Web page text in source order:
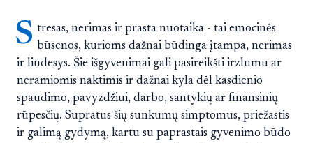
S tresas, nerimas ir prasta nuotaika - tai emocinės
būsenos, kurioms dažnai būdinga įtampa, nerimas
ir liūdesys. Šie išgyvenimai gali pasireikšti irzlumu ar
neramiomis naktimis ir dažnai kyla dėl kasdienio
spaudimo, pavyzdžiui, darbo, santykių ar finansinių
rūpesčių. Supratus šių sunkumų simptomus, priežastis
ir galimą gydymą, kartu su paprastais gyvenimo būdo